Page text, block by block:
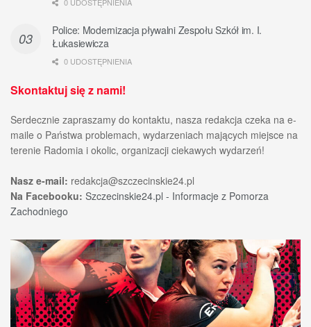
Police: Modernizacja pływalni Zespołu Szkół im. I.
Łukasiewicza
0 UDOSTĘPNIENIA
Skontaktuj się z nami!
Serdecznie zapraszamy do kontaktu, nasza redakcja czeka na e-
maile o Państwa problemach, wydarzeniach mających miejsce na
terenie Radomia i okolic, organizacji ciekawych wydarzeń!
Nasz e-mail: redakcja@szczecinskie24.pl
Na Facebooku: Szczecinskie24.pl - Informacje z Pomorza
Zachodniego